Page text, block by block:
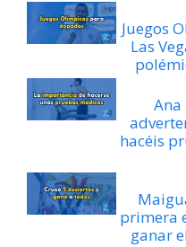
Juegos
Las
Ana
hacéis
primera
ganar